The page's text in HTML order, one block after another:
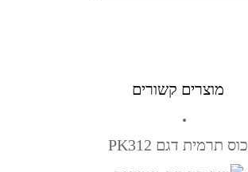
מוצרים קשורים
כוס תרמית דגם PK312